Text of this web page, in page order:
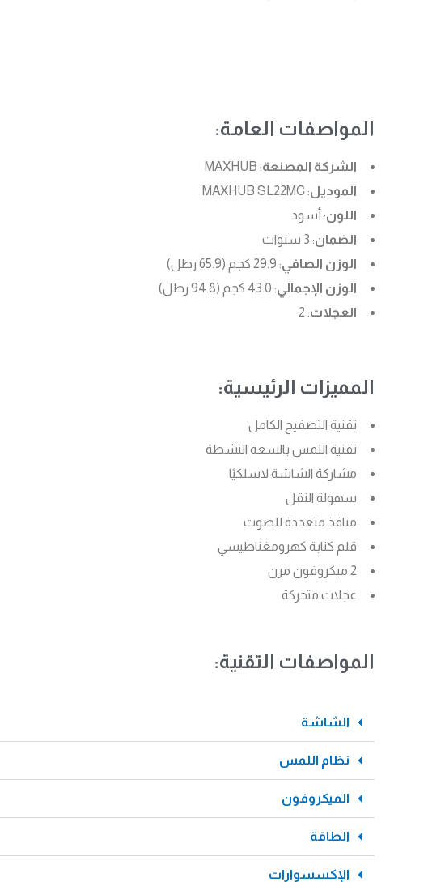
المواصفات العامة:
الشركة المصنعة: MAXHUB
الموديل: MAXHUB SL22MC
اللون: أسود
الضمان: 3 سنوات
الوزن الصافي: 29.9 كجم (65.9 رطل)
الوزن الإجمالي: 43.0 كجم (94.8 رطل)
العجلات: 2
المميزات الرئيسية:
تقنية التصفيح الكامل
تقنية اللمس بالسعة النشطة
مشاركة الشاشة لاسلكيًا
سهولة النقل
منافذ متعددة للصوت
قلم كتابة كهرومغناطيسي
2 ميكروفون مرن
عجلات متحركة
المواصفات التقنية:
الشاشة
نظام اللمس
الميكروفون
الطاقة
الإكسسوارات